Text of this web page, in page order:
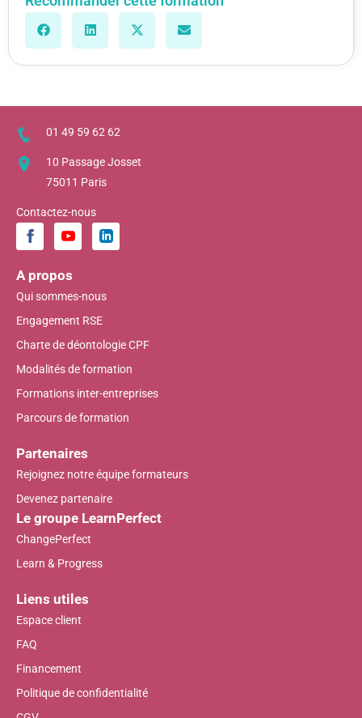
01 49 59 62 62
10 Passage Josset
75011 Paris
Contactez-nous
A propos
Qui sommes-nous
Engagement RSE
Charte de déontologie CPF
Modalités de formation
Formations inter-entreprises
Parcours de formation
Partenaires
Rejoignez notre équipe formateurs
Devenez partenaire
Le groupe LearnPerfect
ChangePerfect
Learn & Progress
Liens utiles
Espace client
FAQ
Financement
Politique de confidentialité